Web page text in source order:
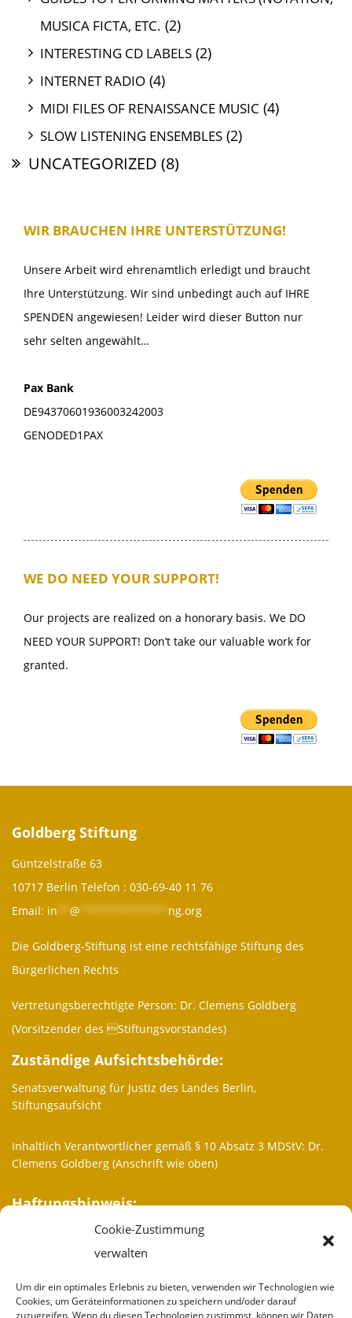
Cookie-Zustimmung
verwalten
Um dir ein optimales Erlebnis zu bieten, verwenden wir Technologien wie
Cookies, um Geräteinformationen zu speichern und/oder darauf
zuzugreifen. Wenn du diesen Technologien zustimmst, können wir Daten
MUSICA FICTA, ETC. (2)
INTERESTING CD LABELS (2)
INTERNET RADIO (4)
MIDI FILES OF RENAISSANCE MUSIC (4)
SLOW LISTENING ENSEMBLES (2)
UNCATEGORIZED (8)
WIR BRAUCHEN IHRE UNTERSTÜTZUNG!
Unsere Arbeit wird ehrenamtlich erledigt und braucht
Ihre Unterstützung. Wir sind unbedingt auch auf IHRE
SPENDEN angewiesen! Leider wird dieser Button nur
sehr selten angewählt…
Pax Bank
DE94370601936003242003
GENODED1PAX
WE DO NEED YOUR SUPPORT!
Our projects are realized on a honorary basis. We DO
NEED YOUR SUPPORT! Don’t take our valuable work for
granted.
Goldberg Stiftung
Güntzelstraße 63
10717 Berlin Telefon : 030-69-40 11 76
Email: in @ ************** ng.org
Die Goldberg-Stiftung ist eine rechtsfähige Stiftung des
Bürgerlichen Rechts
Vertretungsberechtigte Person: Dr. Clemens Goldberg
(Vorsitzender des Stiftungsvorstandes)
Zuständige Aufsichtsbehörde:
Senatsverwaltung für Justiz des Landes Berlin,
Stiftungsaufsicht
Inhaltlich Verantwortlicher gemäß § 10 Absatz 3 MDStV: Dr.
Clemens Goldberg (Anschrift wie oben)
Haftungshinweis:
Trotz sorgfältiger inhaltlicher Kontrolle übernehmen wir keine
Haftung für die Inhalte externer Links. Für den Inhalt der
verantwortlich.